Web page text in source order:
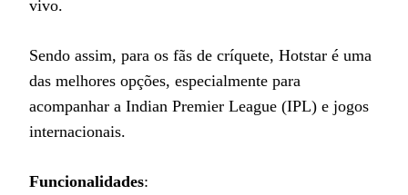
vivo.
Sendo assim, para os fãs de críquete, Hotstar é uma
das melhores opções, especialmente para
acompanhar a Indian Premier League (IPL) e jogos
internacionais.
Funcionalidades: